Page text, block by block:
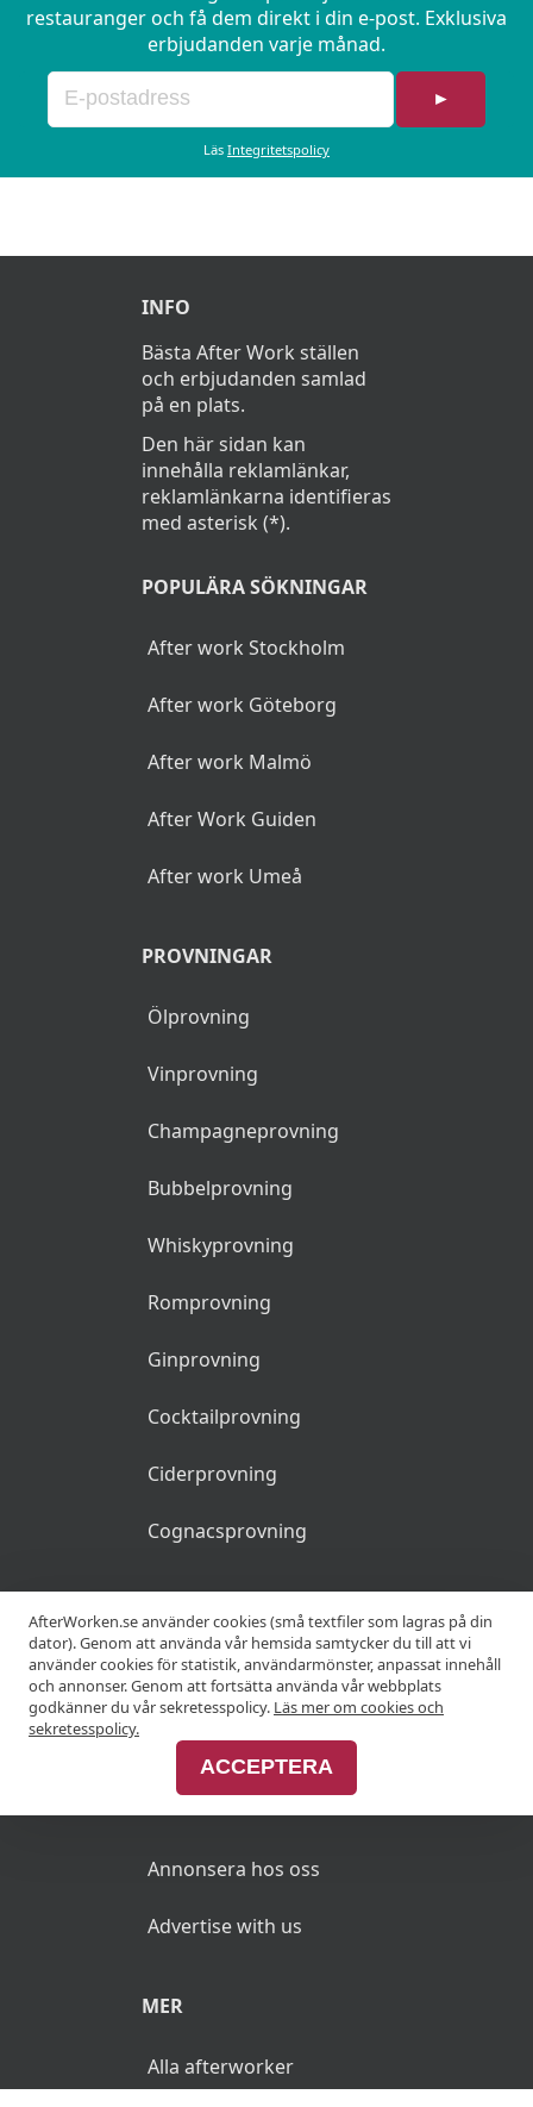
restauranger och få dem direkt i din e-post. Exklusiva
erbjudanden varje månad.
►
Läs Integritetspolicy
INFO
Bästa After Work ställen
och erbjudanden samlad
på en plats.
Den här sidan kan
innehålla reklamlänkar,
reklamlänkarna identifieras
med asterisk (*).
POPULÄRA SÖKNINGAR
After work Stockholm
After work Göteborg
After work Malmö
After Work Guiden
After work Umeå
PROVNINGAR
Ölprovning
Vinprovning
Champagneprovning
Bubbelprovning
Whiskyprovning
Romprovning
Ginprovning
Cocktailprovning
Ciderprovning
Cognacsprovning
KRÖGARE
Anslut din restaurang
Annonsera hos oss
Advertise with us
MER
Alla afterworker
AfterWorken.se använder cookies (små textfiler som lagras på din
dator). Genom att använda vår hemsida samtycker du till att vi
använder cookies för statistik, användarmönster, anpassat innehåll
och annonser. Genom att fortsätta använda vår webbplats
godkänner du vår sekretesspolicy. Läs mer om cookies och
sekretesspolicy.
ACCEPTERA